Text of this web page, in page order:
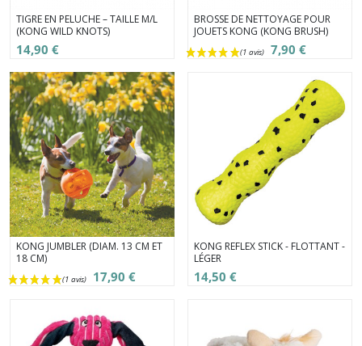
TIGRE EN PELUCHE – TAILLE M/L
(KONG WILD KNOTS)
14,90 €
BROSSE DE NETTOYAGE POUR
JOUETS KONG (KONG BRUSH)
7,90 €
KONG JUMBLER (DIAM. 13 CM ET
18 CM)
17,90 €
KONG REFLEX STICK - FLOTTANT -
LÉGER
14,50 €